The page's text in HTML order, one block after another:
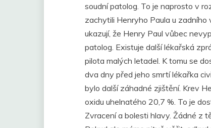
soudní patolog. To je naprosto v
zachytili Henryho Paula u
ukazují, že Henry Paul vůbec
patolog. Existuje další lékařská
pilota malých letadel. K tomu se
dva dny před jeho smrtí lékařka
bylo další záhadné zjištění. Krev
oxidu uhelnatého 20,7 %. To je
Zvracení a bolesti hlavy. Žádné z